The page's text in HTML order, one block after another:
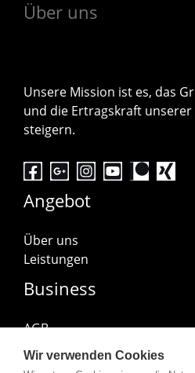
Wir verwenden Cookies
Über uns
Unsere Mission ist es, das
und die Ertragskraft unserer
steigern.
Angebot
Über uns
Leistungen
Business
AGB
Impressum